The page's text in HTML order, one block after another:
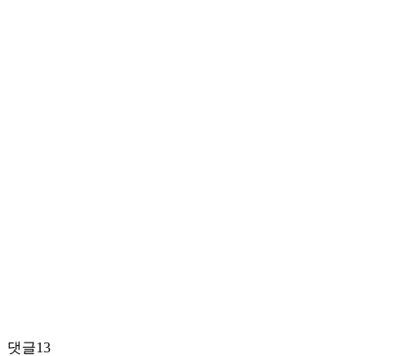
댓글13